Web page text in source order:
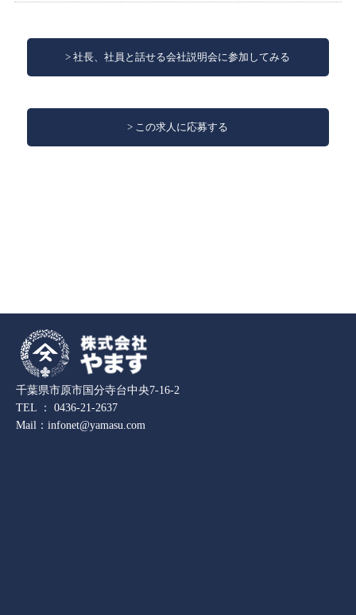
社長、社員と話せる会社説明会に参加してみる
この求人に応募する
千葉県市原市国分寺台中央7-16-2
TEL ： 0436-21-2637
Mail： infonet@yamasu.com